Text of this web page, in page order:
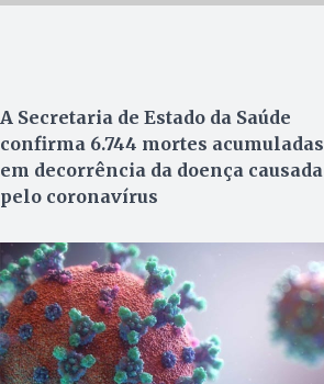
A Secretaria de Estado da Saúde
confirma 6.744 mortes acumuladas
em decorrência da doença causada
pelo coronavírus